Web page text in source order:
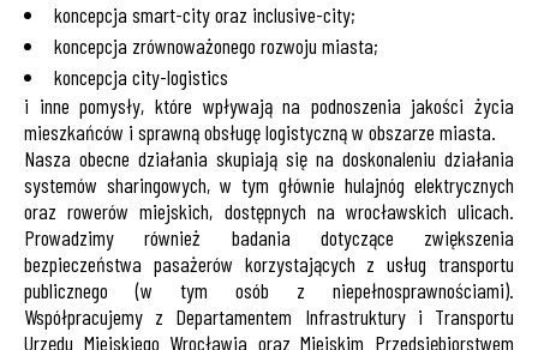
koncepcja smart-city oraz inclusive-city;
koncepcja zrównoważonego rozwoju miasta;
koncepcja city-logistics
i inne pomysły, które wpływają na podnoszenia jakości życia
mieszkańców i sprawną obsługę logistyczną w obszarze miasta.
Nasza obecne działania skupiają się na doskonaleniu działania
systemów sharingowych, w tym głównie hulajnóg elektrycznych
oraz rowerów miejskich, dostępnych na wrocławskich ulicach.
Prowadzimy również badania dotyczące zwiększenia
bezpieczeństwa pasażerów korzystających z usług transportu
publicznego (w tym osób z niepełnosprawnościami).
Współpracujemy z Departamentem Infrastruktury i Transportu
Urzędu Miejskiego Wrocławia oraz Miejskim Przedsiębiorstwem